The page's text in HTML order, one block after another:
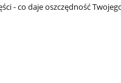
- co daje oszczędność